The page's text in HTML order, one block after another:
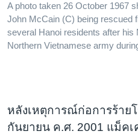
A photo taken 26 October 1967
John McCain (C) being rescued
several Hanoi residents after
Northern Vietnamese army
หลังเหตุการณ์ก่อการร้าย
กันยายน ค.ศ. 2001 แม็ค